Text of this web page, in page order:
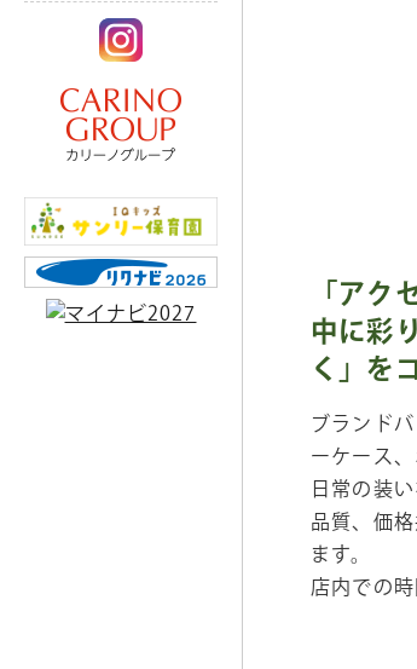
「ア
中に彩
く」を
ブランド
ーケース
日常の装
品質、価
ます。
店内での